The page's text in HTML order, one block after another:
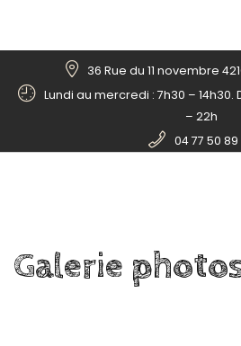
36 Rue du 11 novembre
Lundi au mercredi : 7h30 – 14h30.
– 22h
04 77 50 89
Galerie